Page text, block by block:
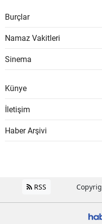
Burçlar
Namaz Vakitleri
Sinema
Künye
İletişim
Haber Arşivi
RSS